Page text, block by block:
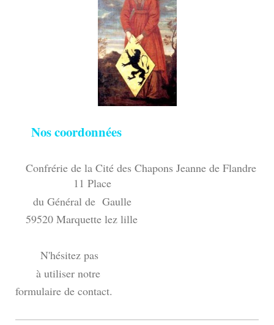
Nos coordonnées
Confrérie de la Cité des Chapons Jeanne de Flandre
11 Place
du Général de Gaulle
59520 Marquette lez lille
N'hésitez pas
à utiliser notre
formulaire de contact.